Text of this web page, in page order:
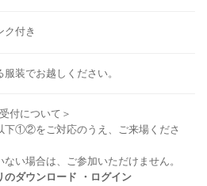
ク付き
装でお越しください。
付について＞
下①②をご対応のうえ、ご来場くださ
い場合は、ご参加いただけません。
ダウンロード ・ログイン